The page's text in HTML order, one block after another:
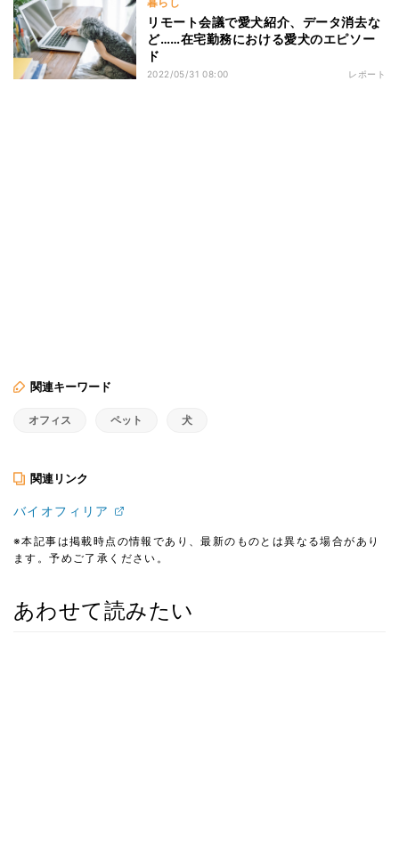
リモート会議で愛犬紹介、データ消去な
ど……在宅勤務における愛犬のエピソー
ド
2022/05/31 08:00 レポート
関連キーワード
オフィス ペット 犬
関連リンク
バイオフィリア
※本記事は掲載時点の情報であり、最新のものとは異なる場合があり
ます。予めご了承ください。
あわせて読みたい